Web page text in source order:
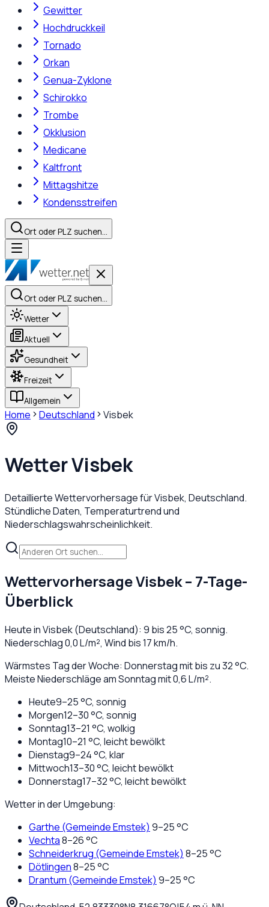
Gewitter
Hochdruckkeil
Tornado
Orkan
Genua-Zyklone
Schirokko
Trombe
Okklusion
Medicane
Kaltfront
Mittagshitze
Kondensstreifen
Ort oder PLZ suchen…
Ort oder PLZ suchen…
Wetter
Aktuell
Gesundheit
Freizeit
Allgemein
Home Deutschland Visbek
WetterVisbek
Detaillierte Wettervorhersage fürVisbek, Deutschland.
Stündliche Daten, Temperaturtrend und
Niederschlagswahrscheinlichkeit.
WettervorhersageVisbek– 7-Tage-
Überblick
Heute inVisbek(Deutschland): 9 bis25°C, sonnig.
Niederschlag0,0L/m², Wind bis17km/h.
Wärmstes Tag der Woche: Donnerstag mit bis zu 32 °C.
Meiste Niederschläge am Sonntag mit 0,6 L/m².
Heute9–25°C, sonnig
Morgen12–30°C, sonnig
Sonntag13–21 °C, wolkig
Montag10–21 °C, leicht bewölkt
Dienstag9–24°C, klar
Mittwoch13–30°C, leicht bewölkt
Donnerstag17–32°C, leicht bewölkt
Wetter in der Umgebung:
Garthe (Gemeinde Emstek) 9–25°C
Vechta8–26°C
Schneiderkrug (Gemeinde Emstek) 8–25°C
Dötlingen8–25°C
Drantum (Gemeinde Emstek) 9–25°C